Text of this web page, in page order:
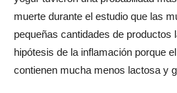
muerte durante el estudio que las
pequeñas cantidades de productos
hipótesis de la inflamación porque
contienen mucha menos lactosa y